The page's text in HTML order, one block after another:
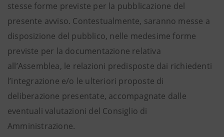
stesse forme previste per la pubblicazione del
presente avviso. Contestualmente, saranno messe a
disposizione del pubblico, nelle medesime forme
previste per la documentazione relativa
all’Assemblea, le relazioni predisposte dai richiedenti
l’integrazione e/o le ulteriori proposte di
deliberazione presentate, accompagnate dalle
eventuali valutazioni del Consiglio di
Amministrazione.